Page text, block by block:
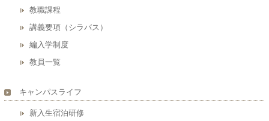
教職課程
講義要項（シラバス）
編入学制度
教員一覧
キャンパスライフ
新入生宿泊研修